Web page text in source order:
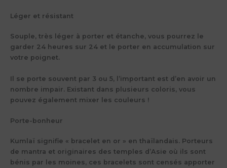
Léger et résistant
Souple, très léger à porter et étanche, vous pourrez le
garder 24 heures sur 24 et le porter en accumulation sur
votre poignet.
Il se porte souvent par 3 ou 5, l’important est d’en avoir un
nombre impair. Existant dans plusieurs coloris, vous
pouvez également mixer les couleurs !
Porte-bonheur
Kumlaï signifie « bracelet en or » en thaïlandais. Porteurs
de mantra et originaires des temples d’Asie où ils sont
bénis par les moines, ces bracelets sont censés apporter